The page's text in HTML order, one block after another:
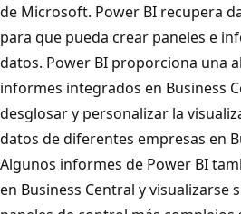
de Microsoft. Power BI recupera
para que pueda crear paneles e
datos. Power BI proporciona una
informes integrados en Business
desglosar y personalizar la
datos de diferentes empresas en
Algunos informes de Power BI
en Business Central y visualizarse